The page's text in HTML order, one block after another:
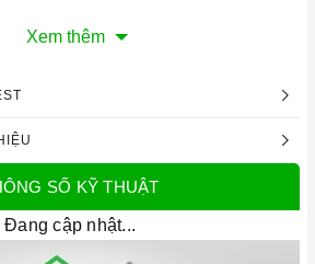
máy có thể kết hợp với rất nhiều
không gian rộng rãi sẽ tăng thêm vẻ
của bạn.
mạnh mẽ lên đến 555m3/h
Xem thêm
SỐ KỸ THUẬT
Đang cập nhật...